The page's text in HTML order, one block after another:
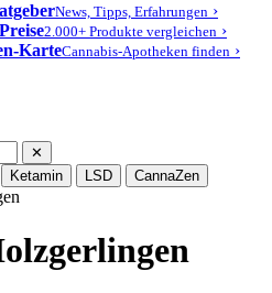
News, Tipps, Erfahrungen ›
2.000+ Produkte vergleichen ›
KarteCannabis-Apotheken finden ›
✕
Ketamin LSD CannaZen